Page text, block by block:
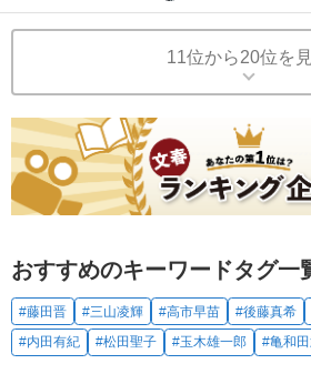
11位から20位を
おすすめのキーワードタグ一
#藤田晋 #三山凌輝 #高市早苗 #後藤真希
#内田有紀
#松田聖子 #玉木雄一郎 #亀和